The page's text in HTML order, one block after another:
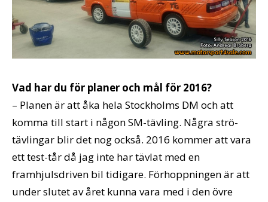
Vad har du för planer och mål för 2016?
– Planen är att åka hela Stockholms DM och att
komma till start i någon SM-tävling. Några strö-
tävlingar blir det nog också. 2016 kommer att vara
ett test-tår då jag inte har tävlat med en
framhjulsdriven bil tidigare. Förhoppningen är att
under slutet av året kunna vara med i den övre